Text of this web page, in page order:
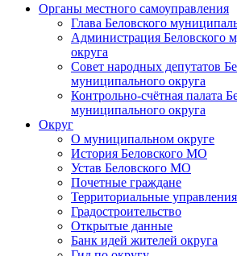
Органы местного самоуправления
Глава Беловского
Администрация Беловского
округа
Совет народных депутатов
муниципального округа
Контрольно-счётная палата
муниципального округа
Округ
О муниципальном округе
История Беловского МО
Устав Беловского МО
Почетные граждане
Территориальные управления
Градостроительство
Открытые данные
Банк идей жителей округа